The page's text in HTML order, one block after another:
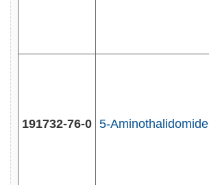
191732-76-0 5-Aminothalidomide